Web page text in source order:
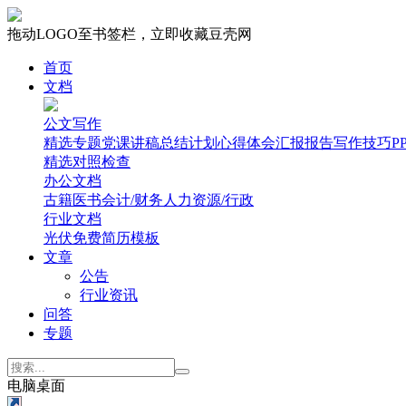
拖动LOGO至书签栏，立即收藏豆壳网
首页
文档
公文写作
精选专题党课讲稿总结计划 心得体会汇报报告写作技巧
精选对照检查
办公文档
古籍医书会计/财务 人力资源/行政
行业文档
光伏免费简历模板
文章
公告
行业资讯
问答
专题
电脑桌面